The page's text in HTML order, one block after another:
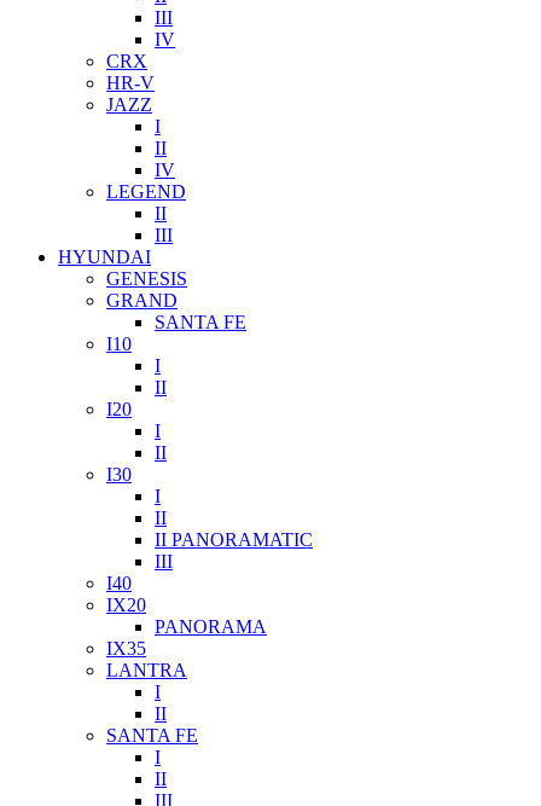
III
IV
CRX
HR-V
JAZZ
I
II
IV
LEGEND
II
III
HYUNDAI
GENESIS
GRAND
SANTA FE
I10
I
II
I20
I
II
I30
I
II
II PANORAMATIC
III
I40
IX20
PANORAMA
IX35
LANTRA
I
II
SANTA FE
I
II
III